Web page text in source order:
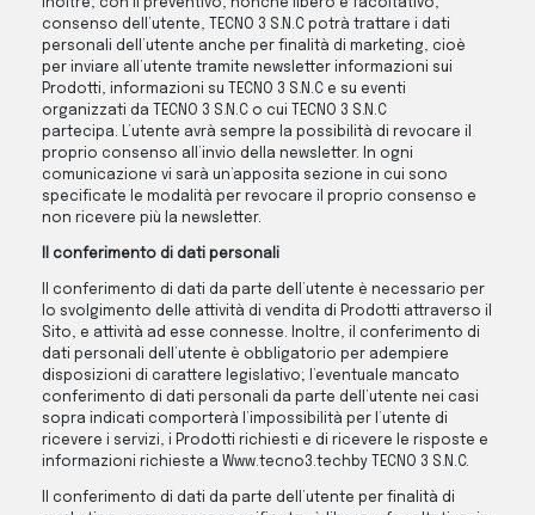
Inoltre, con il preventivo, nonché libero e facoltativo,
consenso dell’utente, TECNO 3 S.N.C potrà trattare i dati
personali dell’utente anche per finalità di marketing, cioè
per inviare all’utente tramite newsletter informazioni sui
Prodotti, informazioni su TECNO 3 S.N.C e su eventi
organizzati da TECNO 3 S.N.C o cui TECNO 3 S.N.C
partecipa. L’utente avrà sempre la possibilità di revocare il
proprio consenso all’invio della newsletter. In ogni
comunicazione vi sarà un’apposita sezione in cui sono
specificate le modalità per revocare il proprio consenso e
non ricevere più la newsletter.
Il conferimento di dati personali
Il conferimento di dati da parte dell’utente è necessario per
lo svolgimento delle attività di vendita di Prodotti attraverso il
Sito, e attività ad esse connesse. Inoltre, il conferimento di
dati personali dell’utente è obbligatorio per adempiere
disposizioni di carattere legislativo; l’eventuale mancato
conferimento di dati personali da parte dell’utente nei casi
sopra indicati comporterà l’impossibilità per l’utente di
ricevere i servizi, i Prodotti richiesti e di ricevere le risposte e
informazioni richieste a Www.tecno3.techby TECNO 3 S.N.C.
Il conferimento di dati da parte dell’utente per finalità di